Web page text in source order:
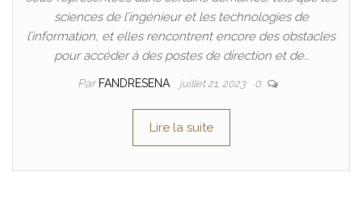
sciences de l’ingénieur et les technologies de
l’information, et elles rencontrent encore des obstacles
pour accéder à des postes de direction et de…
Par FANDRESENA juillet 21, 2023 0
Lire la suite